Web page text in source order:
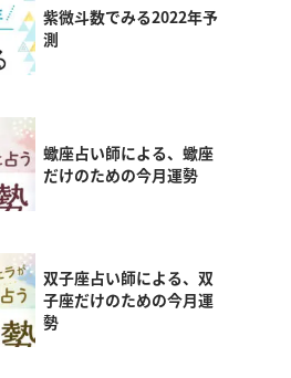
紫微斗数でみる2022年予
測
蠍座占い師による、蠍座
だけのための今月運勢
双子座占い師による、双
子座だけのための今月運
勢